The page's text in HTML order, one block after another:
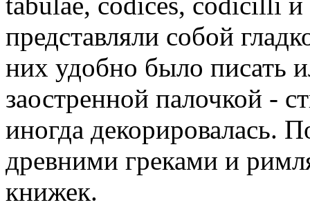
представляли собой
них удобно было писать
заостренной палочкой -
иногда декорировалась.
древними греками и
книжек.